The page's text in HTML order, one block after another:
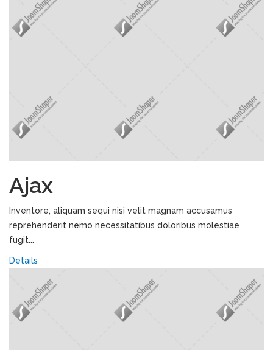
Ajax
Inventore, aliquam sequi nisi velit magnam accusamus
reprehenderit nemo necessitatibus doloribus molestiae
fugit...
Details